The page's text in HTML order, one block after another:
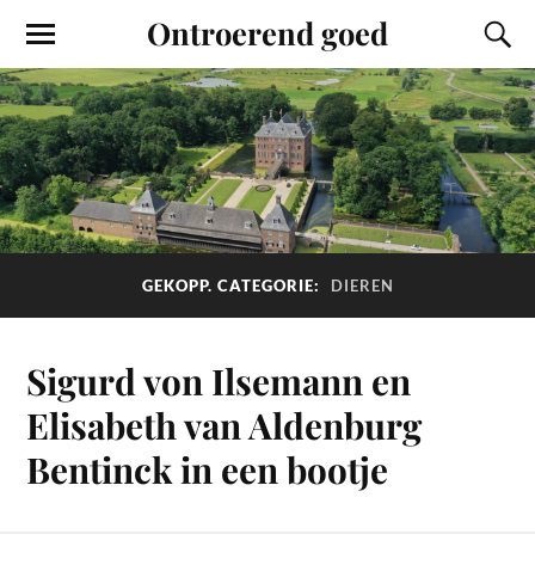
Ontroerend goed
GEKOPP. CATEGORIE: DIEREN
Sigurd von Ilsemann en
Elisabeth van Aldenburg
Bentinck in een bootje